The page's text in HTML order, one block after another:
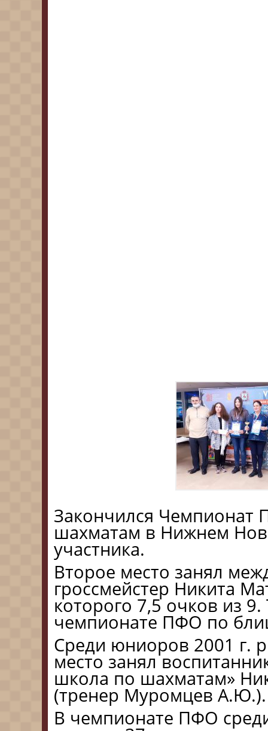
Закончился
шахматам в Нижнем
участника.
Второе место занял
гроссмейстер Никита
которого 7,5 очков из
чемпионате ПФО по
Среди юниоров 2001 г.
место занял
школа по шахматам»
(тренер Муромцев А.Ю.).
В чемпионате ПФО